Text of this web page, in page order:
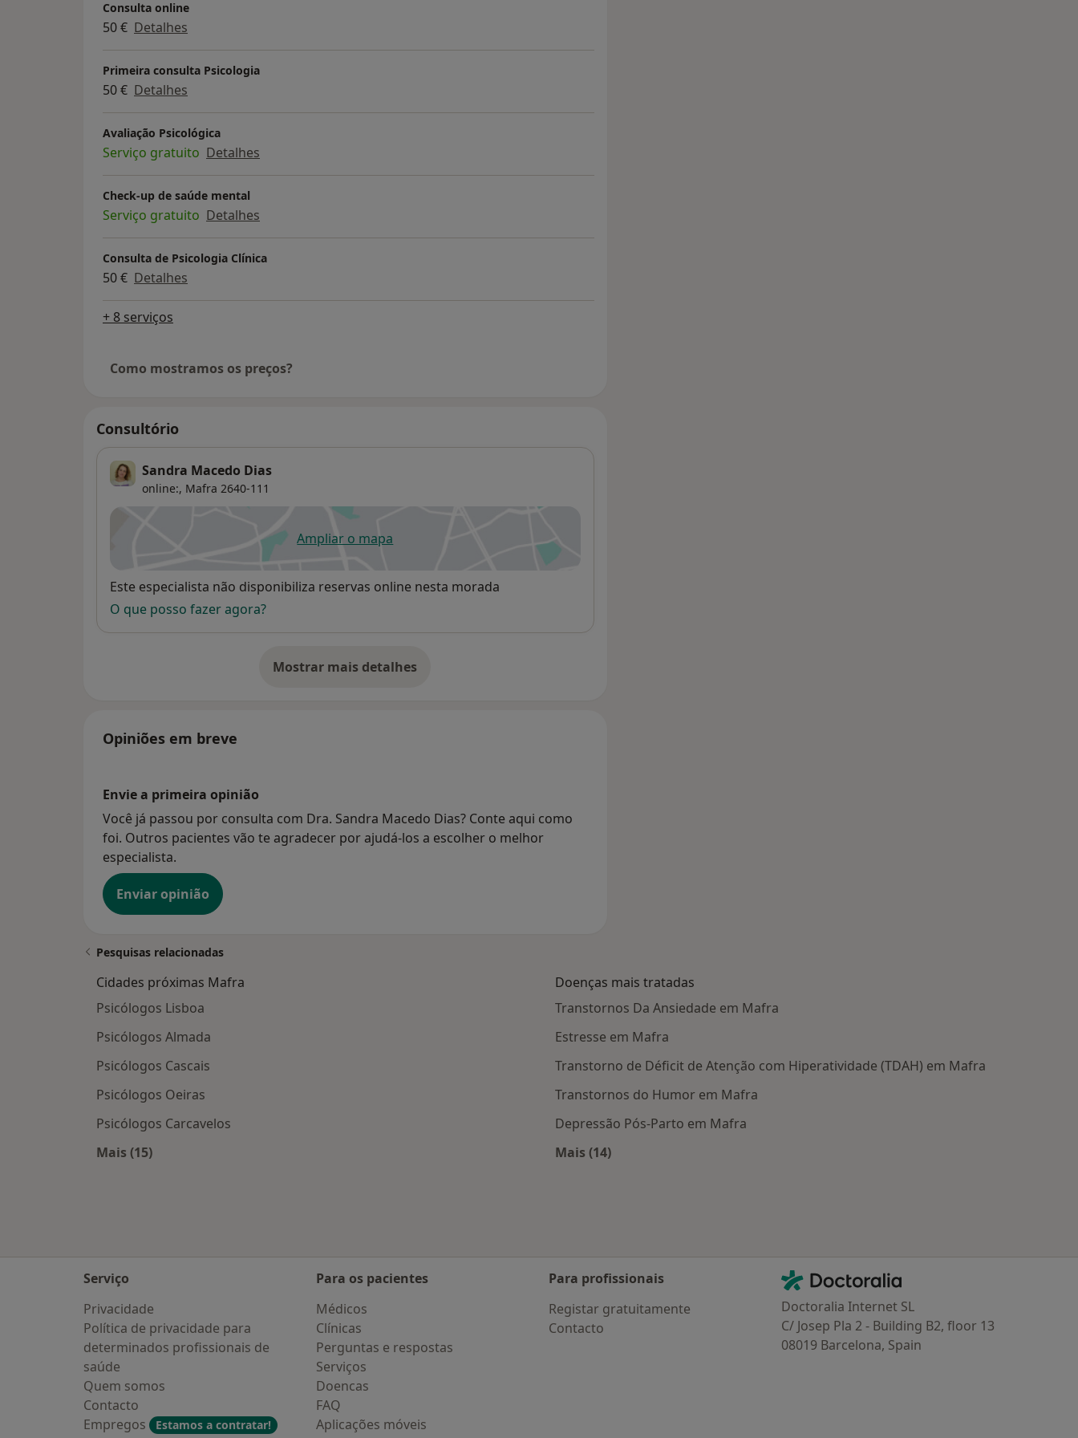
Consulta online
50 € Detalhes
Primeira consulta Psicologia
50 € Detalhes
Avaliação Psicológica
Serviço gratuito Detalhes
Check-up de saúde mental
Serviço gratuito Detalhes
Consulta de Psicologia Clínica
50 € Detalhes
+ 8 serviços
Como mostramos os preços?
Consultório
Sandra Macedo Dias
online:, Mafra 2640-111
Ampliar o mapaabre num novo separador
Disponibilidade
Este especialista não disponibiliza reservas online nesta morada
O que posso fazer agora?
Mostrar mais detalhes
sobre o endereço
Opiniões em breve
Envie a primeira opinião
Você já passou por consulta com Dra. Sandra Macedo Dias? Conte aqui como
foi. Outros pacientes vão te agradecer por ajudá-los a escolher o melhor
especialista.
Enviar opinião
Pesquisas relacionadas
Cidades próximas Mafra
Psicólogos Lisboa
Psicólogos Almada
Psicólogos Cascais
Psicólogos Oeiras
Psicólogos Carcavelos
Mais (15)
Doenças mais tratadas
Transtornos Da Ansiedade em Mafra
Estresse em Mafra
Transtorno de Déficit de Atenção com Hiperatividade (TDAH) em Mafra
Transtornos do Humor em Mafra
Depressão Pós-Parto em Mafra
Mais (14)
Serviço
Privacidade
Política de privacidade para
determinados profissionais de
saúde
Quem somos
Contacto
Empregos
Estamos a contratar!
Para os pacientes
Médicos
Clínicas
Perguntas e respostas
Serviços
Doencas
FAQ
Aplicações móveis
Para profissionais
Registar gratuitamente
Contacto
Contacto
Doctoralia - Homepage
Doctoralia Internet SL
C/ Josep Pla 2 - Building B2, floor 13
08019 Barcelona, Spain